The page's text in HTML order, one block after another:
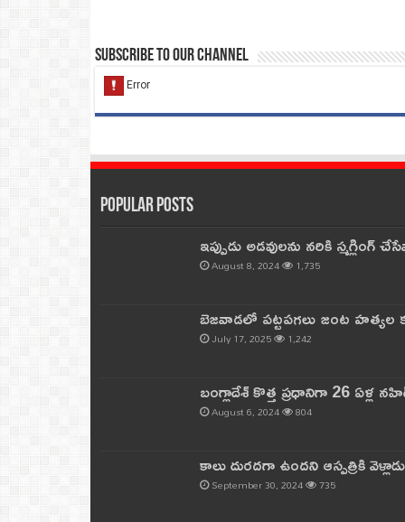
Subscribe to our Channel
Popular Posts
ఇప్పుడు అడవులను నరికి
August 8, 2024 1,735
బెజవాడలో పట్టపగలు జంట
July 17, 2025 1,242
బంగ్లాదేశ్ కొత్త ప్రధానిగా 26 ఏళ్ల
August 6, 2024 804
కాలు దురదగా ఉందని ఆస్పత్రికి
September 30, 2024 735